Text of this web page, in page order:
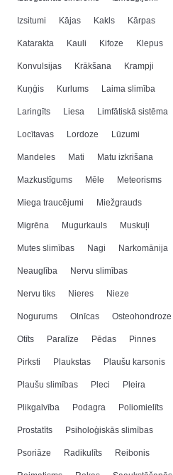
Izsitumi Kājas Kakls Kārpas
Katarakta Kauli Kifoze Klepus
Konvulsijas Krākšana Krampji
Kuņģis Kurlums Laima slimība
Laringīts Liesa Limfātiskā sistēma
Locītavas Lordoze Lūzumi
Mandeles Mati Matu izkrišana
Mazkustīgums Mēle Meteorisms
Miega traucējumi Miežgrauds
Migrēna Mugurkauls Muskuļi
Mutes slimības Nagi Narkomānija
Neauglība Nervu slimības
Nervu tiks Nieres Nieze
Nogurums Olnīcas Osteohondroze
Otīts Paralīze Pēdas Pinnes
Pirksti Plaukstas Plaušu karsonis
Plaušu slimības Pleci Pleira
Plikgalvība Podagra Poliomielīts
Prostatīts Psiholoģiskās slimības
Psoriāze Radikulīts Reibonis